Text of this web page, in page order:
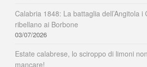
Calabria 1848: La battaglia dell’Angitola i
ribellano ai Borbone
03/07/2026
Estate calabrese, lo sciroppo di limoni
mancare!